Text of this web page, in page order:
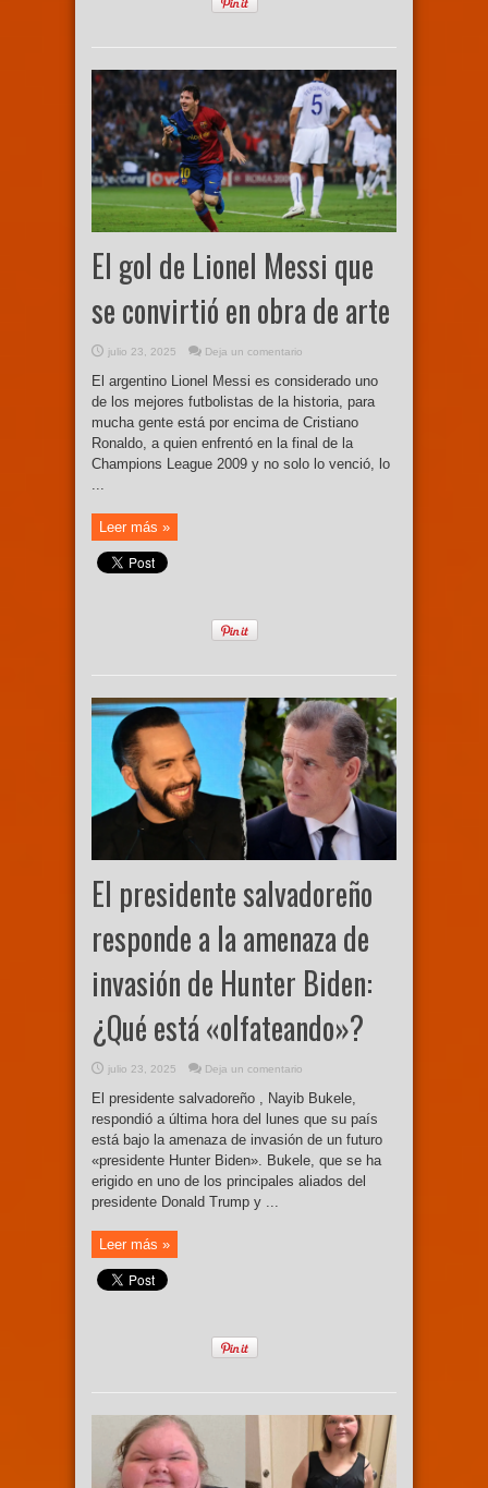
El gol de Lionel Messi que
se convirtió en obra de arte
julio 23, 2025 Deja un comentario
El argentino Lionel Messi es considerado uno
de los mejores futbolistas de la historia, para
mucha gente está por encima de Cristiano
Ronaldo, a quien enfrentó en la final de la
Champions League 2009 y no solo lo venció, lo
Leer más »
El presidente salvadoreño
responde a la amenaza de
invasión de Hunter Biden:
¿Qué está «olfateando»?
julio 23, 2025 Deja un comentario
El presidente salvadoreño , Nayib Bukele,
respondió a última hora del lunes que su país
está bajo la amenaza de invasión de un futuro
«presidente Hunter Biden». Bukele, que se ha
erigido en uno de los principales aliados del
presidente Donald Trump y ...
Leer más »